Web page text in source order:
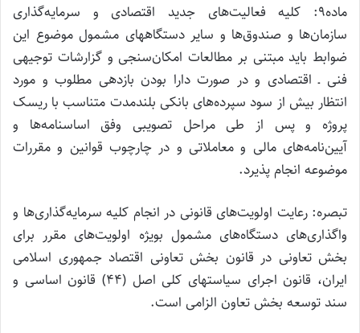
ماده۹: کلیه فعالیت‌های جدید اقتصادی و سرمایه‌گذاری
سازمان‌ها و صندوق‌ها و سایر دستگاههای مشمول موضوع این
ضوابط باید مبتنی بر مطالعات امکان‌سنجی و گزارشات توجیهی
فنی ـ اقتصادی و در صورت دارا بودن بازدهی مطلوب و مورد
انتظار بیش از سود سپرده‌های بانکی بلندمدت متناسب با ریسک
پروژه و پس از طی مراحل تصویبی وفق اساسنامه‌ها و
آیین‌نامه‌های مالی و معاملاتی و در چارچوب قوانین و مقررات
موضوعه انجام پذیرد.
تبصره: رعایت اولویت‌های قانونی در انجام کلیه سرمایه‌گذاری‌ها و
واگذاری‌های دستگاه‌های مشمول بویژه اولویت‌های مقرر برای
بخش تعاونی در قانون بخش تعاونی اقتصاد جمهوری اسلامی
ایران، قانون اجرای سیاستهای کلی اصل (۴۴) قانون اساسی و
سند توسعه بخش تعاون الزامی است.